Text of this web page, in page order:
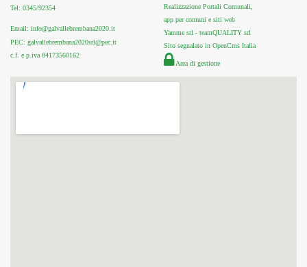
Tel: 0345/92354
Email: info@galvallebrembana2020.it
PEC: galvallebrembana2020srl@pec.it
c.f. e p.iva 04173560162
Realizzazione Portali Comunali,
app per comuni e siti web
Yamme srl - teamQUALITY srl
Sito segnalato in OpenCms Italia
Area di gestione